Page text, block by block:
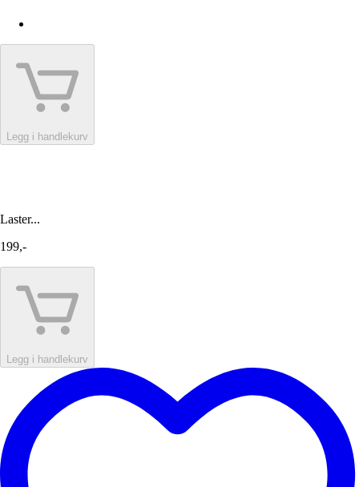
Legg i handlekurv
Laster...
199,-
Legg i handlekurv